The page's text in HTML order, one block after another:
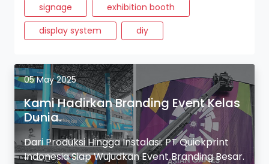
signage
exhibition booth
display system
diy
05 May 2025
Kami Hadirkan Branding Event Kelas
Dunia.
Dari Produksi Hingga Instalasi: PT Quickprint
Indonesia Siap Wujudkan Event Branding Besar.